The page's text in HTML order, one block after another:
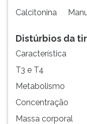
Calcitonina
Distúrbios da
Característica
T3 e T4
Metabolismo
Concentração
Massa corporal